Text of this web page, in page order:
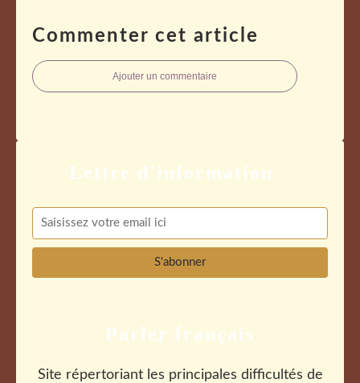
Commenter cet article
Ajouter un commentaire
Parler français
Site répertoriant les principales difficultés de